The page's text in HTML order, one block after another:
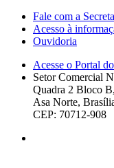
Fale com a
Acesso à
Ouvidoria
Acesse o Portal
Setor Comercial
Quadra 2 Bloco
Asa Norte,
CEP: 70712-908